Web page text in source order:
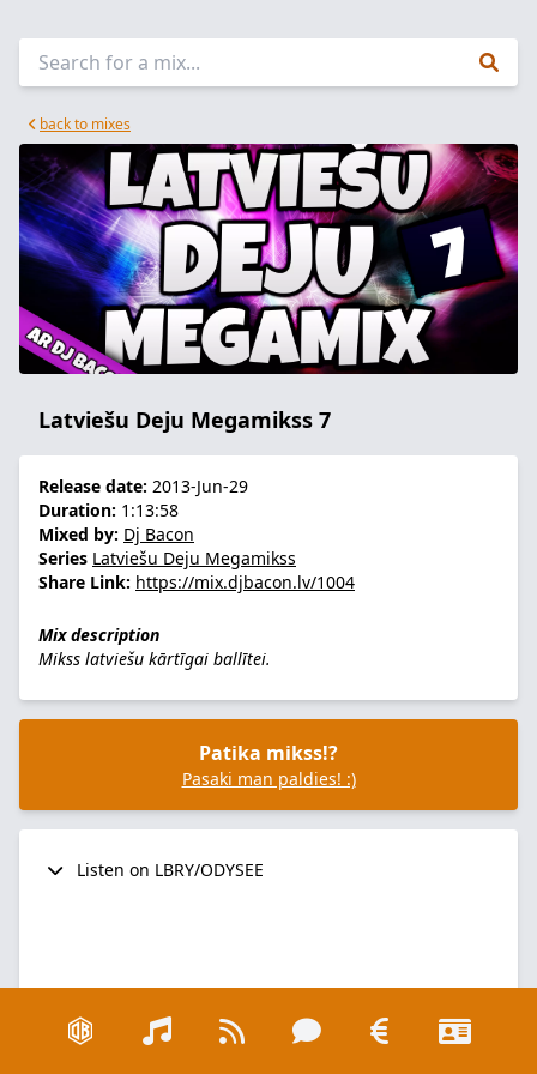
back to mixes
Latviešu Deju Megamikss 7
Release date: 2013-Jun-29
Duration: 1:13:58
Mixed by: Dj Bacon
Series Latviešu Deju Megamikss
Share Link: https://mix.djbacon.lv/1004
Mix description
Mikss latviešu kārtīgai ballītei.
Patika mikss!?
Pasaki man paldies! :)
Listen on LBRY/ODYSEE